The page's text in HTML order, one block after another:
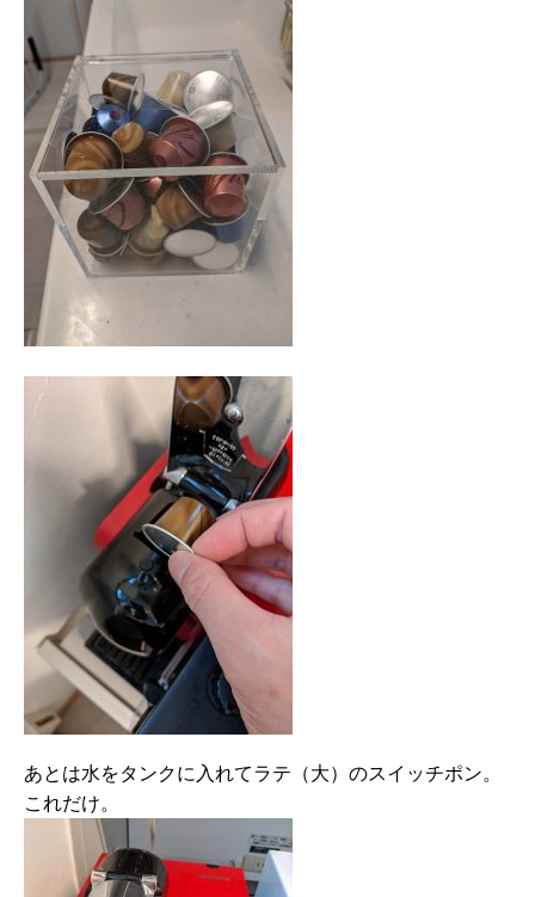
あとは水をタンクに入れてラテ（大）のスイッチポン。
これだけ。